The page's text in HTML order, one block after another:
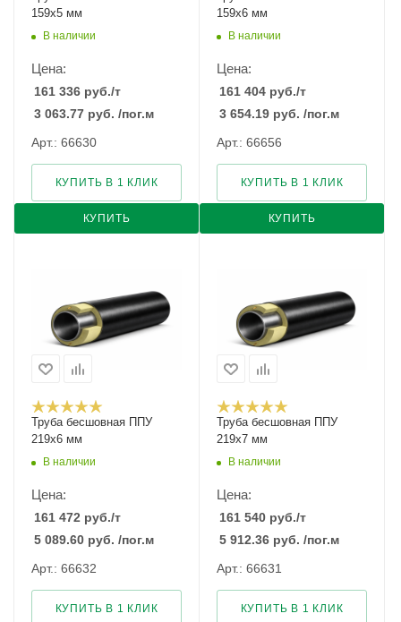
159х5 мм
В наличии
Цена:
161 336 руб./т
3 063.77 руб. /пог.м
Арт.: 66630
КУПИТЬ
КУПИТЬ В 1 КЛИК
159х6 мм
В наличии
Цена:
161 404 руб./т
3 654.19 руб. /пог.м
Арт.: 66656
КУПИТЬ
КУПИТЬ В 1 КЛИК
Труба бесшовная ППУ
219х6 мм
В наличии
Цена:
161 472 руб./т
5 089.60 руб. /пог.м
Арт.: 66632
КУПИТЬ В 1 КЛИК
Труба бесшовная ППУ
219х7 мм
В наличии
Цена:
161 540 руб./т
5 912.36 руб. /пог.м
Арт.: 66631
КУПИТЬ В 1 КЛИК